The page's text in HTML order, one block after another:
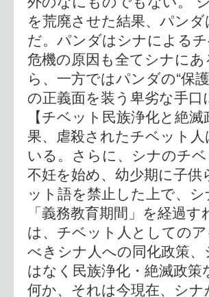
を荒廃させた結果、パン
だ。パンダはシナによる
危機の原因も全てシナに
ら、一方ではパンダの“保
の正義面を装う卑劣な手
【チベット民族浄化と絶
果、虐殺されたチベット
いる。さらに、シナのチ
不妊を始め、幼少期に子
ット語を禁止した上で、
「義務教育期間」を経過
は、チベット人としての
べきシナ人への同化政策
はなく民族浄化・絶滅政
何か、それは今現在、シ